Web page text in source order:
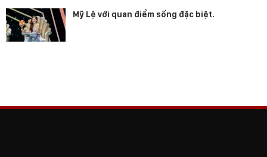
Mỹ Lệ với quan điểm sống đặc biệt.